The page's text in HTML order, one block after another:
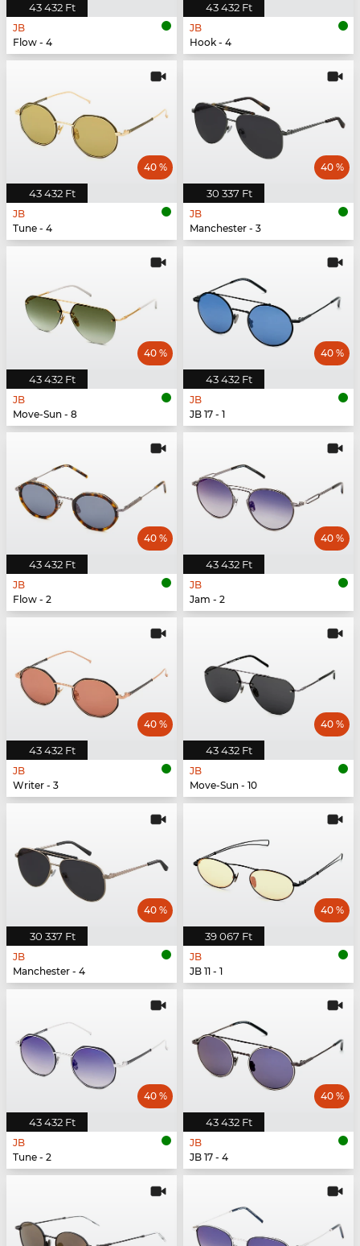
43 432 Ft
JB
Flow - 4
43 432 Ft
JB
Hook - 4
43 432 Ft
40 %
JB
Tune - 4
30 337 Ft
40 %
JB
Manchester - 3
43 432 Ft
40 %
JB
Move-Sun - 8
43 432 Ft
40 %
JB
JB 17 - 1
43 432 Ft
40 %
JB
Flow - 2
43 432 Ft
40 %
JB
Jam - 2
43 432 Ft
40 %
JB
Writer - 3
43 432 Ft
40 %
JB
Move-Sun - 10
30 337 Ft
40 %
JB
Manchester - 4
39 067 Ft
40 %
JB
JB 11 - 1
43 432 Ft
40 %
JB
Tune - 2
43 432 Ft
40 %
JB
JB 17 - 4